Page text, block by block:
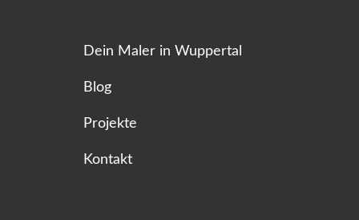
Dein Maler in Wuppertal
Blog
Projekte
Kontakt